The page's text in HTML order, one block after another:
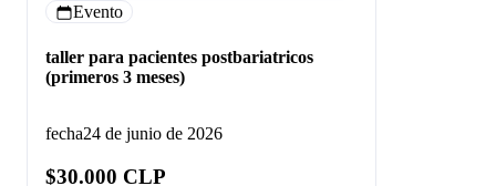
Evento
taller para pacientes postbariatricos
(primeros 3 meses)
fecha24 de junio de 2026
$30.000 CLP